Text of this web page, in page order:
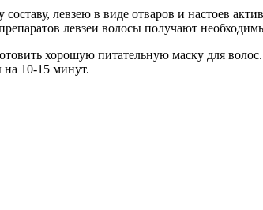
составу, левзею в виде отваров и настоев
левзеи волосы получают
хорошую питательную маску для
на 10-15 минут.